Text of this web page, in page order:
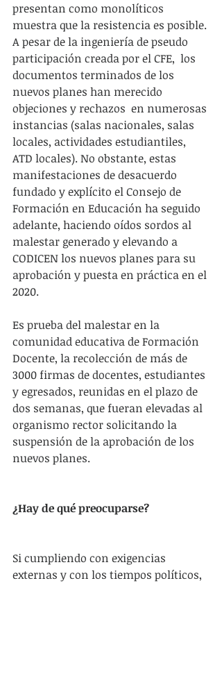
presentan como monolíticos
muestra que la resistencia es posible.
A pesar de la ingeniería de pseudo
participación creada por el CFE,  los
documentos terminados de los
nuevos planes han merecido
objeciones y rechazos  en numerosas
instancias (salas nacionales, salas
locales, actividades estudiantiles,
ATD locales). No obstante, estas
manifestaciones de desacuerdo
fundado y explícito el Consejo de
Formación en Educación ha seguido
adelante, haciendo oídos sordos al
malestar generado y elevando a
CODICEN los nuevos planes para su
aprobación y puesta en práctica en el
2020.
Es prueba del malestar en la
comunidad educativa de Formación
Docente, la recolección de más de
3000 firmas de docentes, estudiantes
y egresados, reunidas en el plazo de
dos semanas, que fueran elevadas al
organismo rector solicitando la
suspensión de la aprobación de los
nuevos planes.
¿Hay de qué preocuparse?
Si cumpliendo con exigencias
externas y con los tiempos políticos,